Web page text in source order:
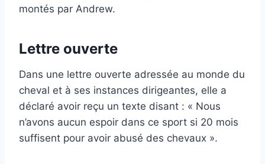
montés par Andrew.
Lettre ouverte
Dans une lettre ouverte adressée au monde du
cheval et à ses instances dirigeantes, elle a
déclaré avoir reçu un texte disant : « Nous
n’avons aucun espoir dans ce sport si 20 mois
suffisent pour avoir abusé des chevaux ».